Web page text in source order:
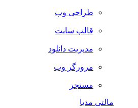
طراحی وب
قالب سایت
مدیریت دانلود
مرورگر وب
مسنجر
مالتی مدیا